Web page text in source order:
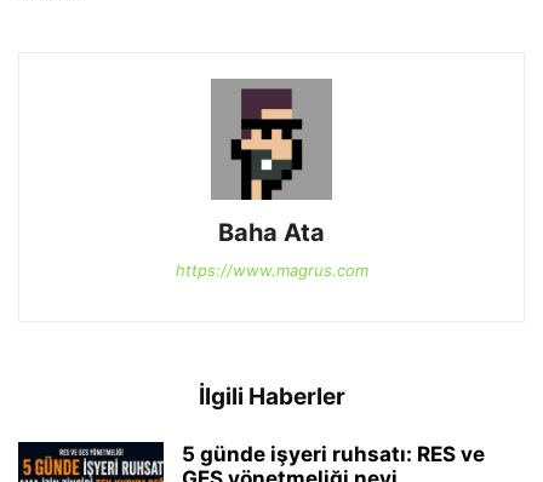
Baha Ata
https://www.magrus.com
İlgili Haberler
5 günde işyeri ruhsatı: RES ve